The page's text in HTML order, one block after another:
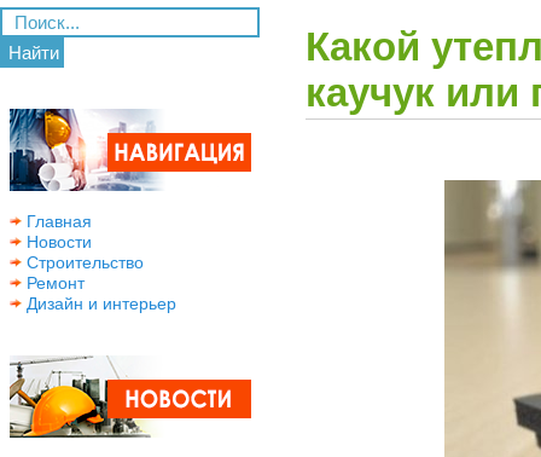
Найти
Главная
Новости
Строительство
Ремонт
Дизайн и интерьер
Какой
каучук или